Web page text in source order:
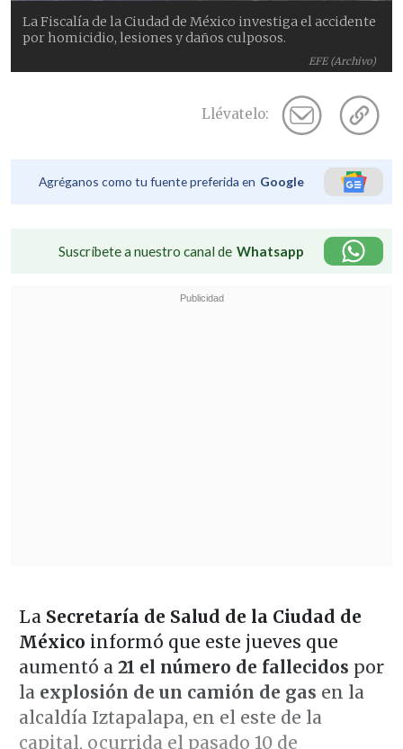
EFE (Archivo)
La Fiscalía de la Ciudad de México investiga el accidente
por homicidio, lesiones y daños culposos.
Llévatelo:
Agréganos como tu fuente preferida en Google
Suscríbete a nuestro canal de Whatsapp
La Secretaría de Salud de la Ciudad de
México informó que este jueves que
aumentó a21 el número de fallecidos por
laexplosión de un camión de gas en la
alcaldía Iztapalapa, en el este de la
capital, ocurrida el pasado 10 de